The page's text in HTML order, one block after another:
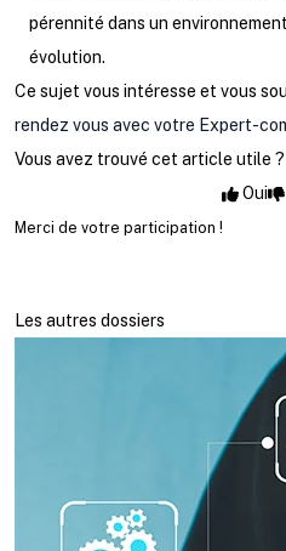
pérennité dans un
évolution.
Ce sujet vous intéresse et vous
rendez vous avec votre Expert-
Vous avez trouvé cet article utile ?
Oui
Merci de votre participation !
Les autres dossiers